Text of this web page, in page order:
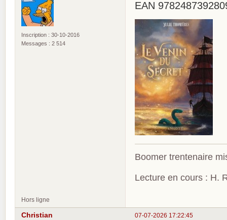
Inscription : 30-10-2016
Messages : 2 514
EAN
Boomer trentenaire
Lecture en cours : H.
Hors ligne
07-07-2026 17:22:45
Christian